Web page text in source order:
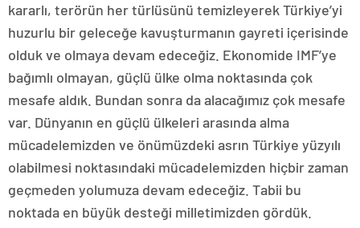
kararlı, terörün her türlüsünü temizleyerek Türkiye’yi
huzurlu bir geleceğe kavuşturmanın gayreti içerisinde
olduk ve olmaya devam edeceğiz. Ekonomide IMF’ye
bağımlı olmayan, güçlü ülke olma noktasında çok
mesafe aldık. Bundan sonra da alacağımız çok mesafe
var. Dünyanın en güçlü ülkeleri arasında alma
mücadelemizden ve önümüzdeki asrın Türkiye yüzyılı
olabilmesi noktasındaki mücadelemizden hiçbir zaman
geçmeden yolumuza devam edeceğiz. Tabii bu
noktada en büyük desteği milletimizden gördük.